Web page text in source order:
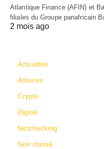
Atlantique Finance (AFIN) et
filiales du Groupe panafricain
2 mois ago
Actualités
Astuces
Crypto
Digital
factchecking
Non classé